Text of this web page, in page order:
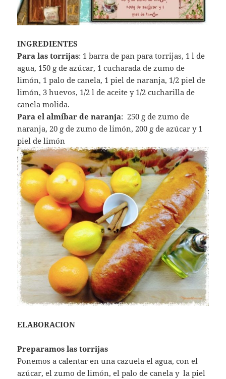
INGREDIENTES
Para las torrijas: 1 barra de pan para torrijas, 1 l de
agua, 150 g de azúcar, 1 cucharada de zumo de
limón, 1 palo de canela, 1 piel de naranja, 1/2 piel de
limón, 3 huevos, 1/2 l de aceite y 1/2 cucharilla de
canela molida.
Para el almíbar de naranja: 250 g de zumo de
naranja, 20 g de zumo de limón, 200 g de azúcar y 1
piel de limón
ELABORACION
Preparamos las torrijas
Ponemos a calentar en una cazuela el agua, con el
azúcar, el zumo de limón, el palo de canela y la piel